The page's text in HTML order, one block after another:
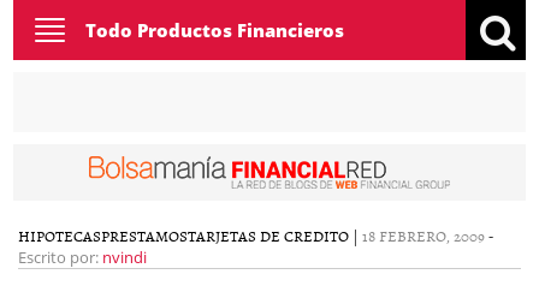
Toggle
navigation
Todo Productos Financieros
HIPOTECASPRESTAMOSTARJETAS DE CREDITO | 18 FEBRERO, 2009-
Escrito por: nvindi